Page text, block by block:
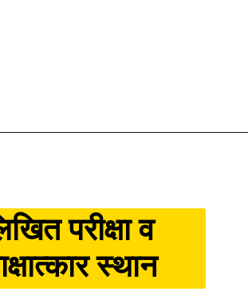
परीक्षा व
स्थान